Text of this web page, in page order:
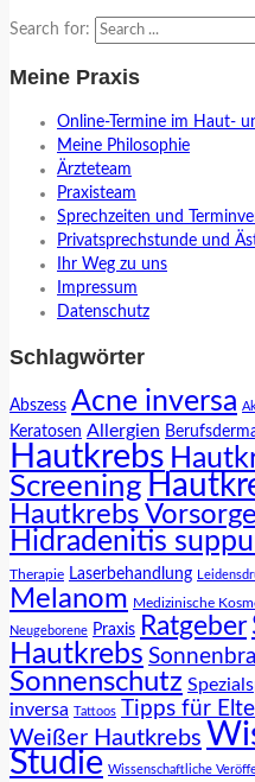
Search for:
Meine Praxis
Online-Termine im Haut-
Meine Philosophie
Ärzteteam
Praxisteam
Sprechzeiten und
Privatsprechstunde und
Ihr Weg zu uns
Impressum
Datenschutz
Schlagwörter
Abszess Acne inversa
Keratosen Allergien
Hautkrebs
Screening
Hautkrebs Vorsorge
Hidradenitis
Therapie Laserbehandlung
Melanom Medizinische
Neugeborene Praxis Ratgeber
Hautkrebs
Sonnenschutz
inversa Tattoos Tipps für
Weißer Hautkrebs
Studie Wissenschaftliche